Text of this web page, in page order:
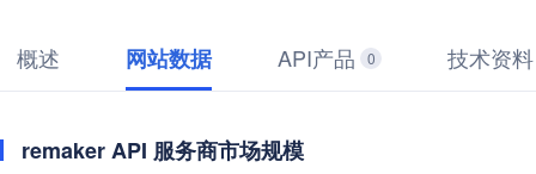
概述 网站数据 API产品 0 技术资料
remaker API 服务商市场规模